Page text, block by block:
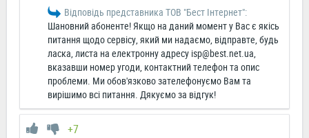
Відповідь представника ТОВ "Бест Інтернет":
Шановний абоненте! Якщо на даний момент у Вас є якісь
питання щодо сервісу, який ми надаємо, відправте, будь
ласка, листа на електронну адресу isp@best.net.ua,
вказавши номер угоди, контактний телефон та опис
проблеми. Ми обов'язково зателефонуємо Вам та
вирішимо всі питання. Дякуємо за відгук!
+7